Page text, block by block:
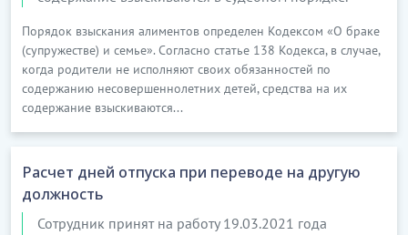
Порядок взыскания алиментов определен Кодексом «О браке
(супружестве) и семье». Согласно статье 138 Кодекса, в случае,
когда родители не исполняют своих обязанностей по
содержанию несовершеннолетних детей, средства на их
содержание взыскиваются...
Расчет дней отпуска при переводе на другую
должность
Сотрудник принят на работу 19.03.2021 года